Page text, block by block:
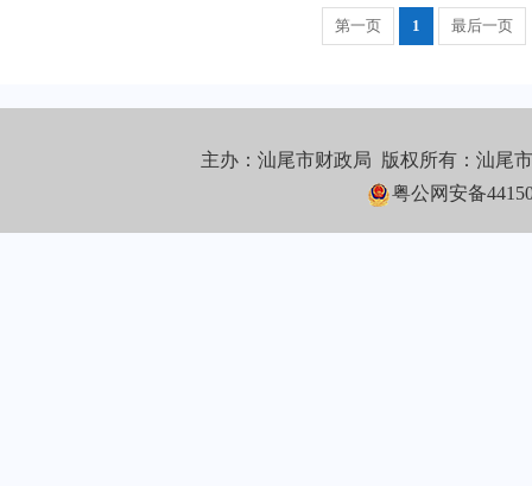
第一页 1 最后一页
主办：汕尾市财政局 版权所有：汕尾
粤公网安备